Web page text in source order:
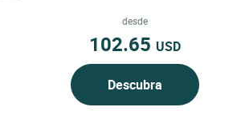
auténtica joya enclavada...
desde
102.65 USD
Descubra